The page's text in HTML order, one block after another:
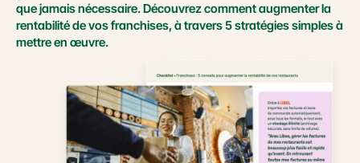
que jamais nécessaire. Découvrez comment augmenter la
rentabilité de vos franchises, à travers 5 stratégies simples à
mettre en œuvre.